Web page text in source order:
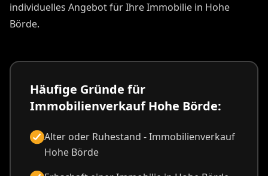
individuelles Angebot für Ihre Immobilie in Hohe
Börde.
Häufige Gründe für
Immobilienverkauf Hohe Börde:
Alter oder Ruhestand - Immobilienverkauf
Hohe Börde